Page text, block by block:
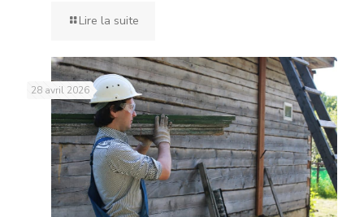
Lire la suite
28 avril 2026